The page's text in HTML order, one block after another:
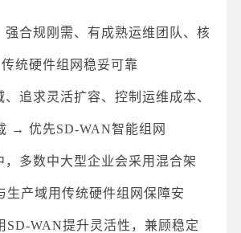
强合规刚需、有成熟运维团队、核
统硬件组网稳妥可靠
、追求灵活扩容、控制运维成本、
→ 优先SD-WAN智能组网
，多数中大型企业会采用混合架
生产域用传统硬件组网保障安
SD-WAN提升灵活性，兼顾稳定